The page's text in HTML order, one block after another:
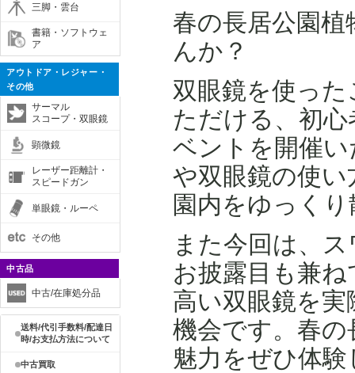
三脚・雲台
書籍・ソフトウェ
ア
アウトドア・レジャー・
その他
サーマル
スコープ・双眼鏡
顕微鏡
レーザー距離計・
スピードガン
単眼鏡・ルーペ
その他
中古品
中古/在庫処分品
送料/代引手数料/配達日
時/お支払方法について
中古買取
春の長居公園
んか？
双眼鏡を使っ
ただける、初
ベントを開催
や双眼鏡の使
園内をゆっく
また今回は、
お披露目も兼
高い双眼鏡を
機会です。春
魅力をぜひ体